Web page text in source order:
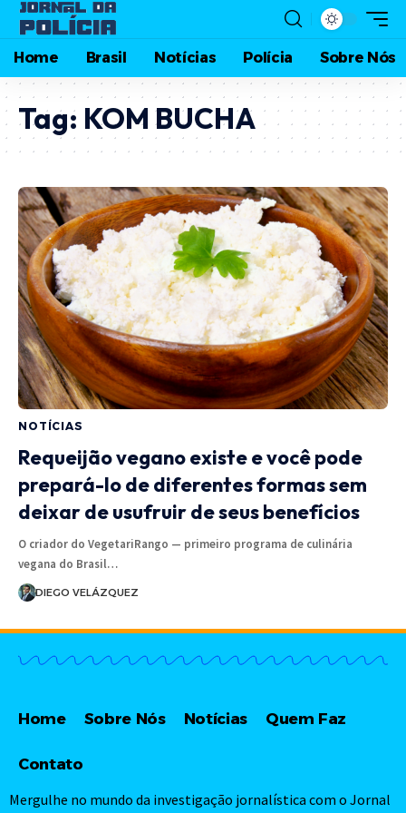
Home Brasil Notícias Polícia Sobre Nós
Tag: KOM BUCHA
NOTÍCIAS
Requeijão vegano existe e você pode
prepará-lo de diferentes formas sem
deixar de usufruir de seus benefícios
O criador do VegetariRango — primeiro programa de culinária
vegana do Brasil…
DIEGO VELÁZQUEZ
Home Sobre Nós Notícias Quem Faz
Contato
Mergulhe no mundo da investigação jornalística com o Jornal